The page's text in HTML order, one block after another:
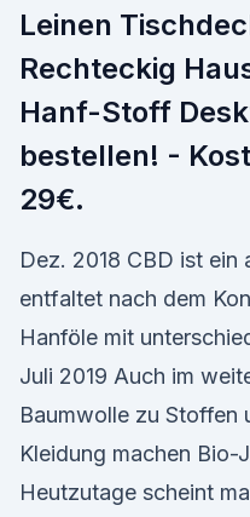
Leinen
Rechteckig
Hanf-Stoff
bestellen! -
29€.
Dez. 2018 CBD ist ein
entfaltet nach dem
Hanföle mit
Juli 2019 Auch im
Baumwolle zu Stoffen
Kleidung machen Bio-
Heutzutage scheint